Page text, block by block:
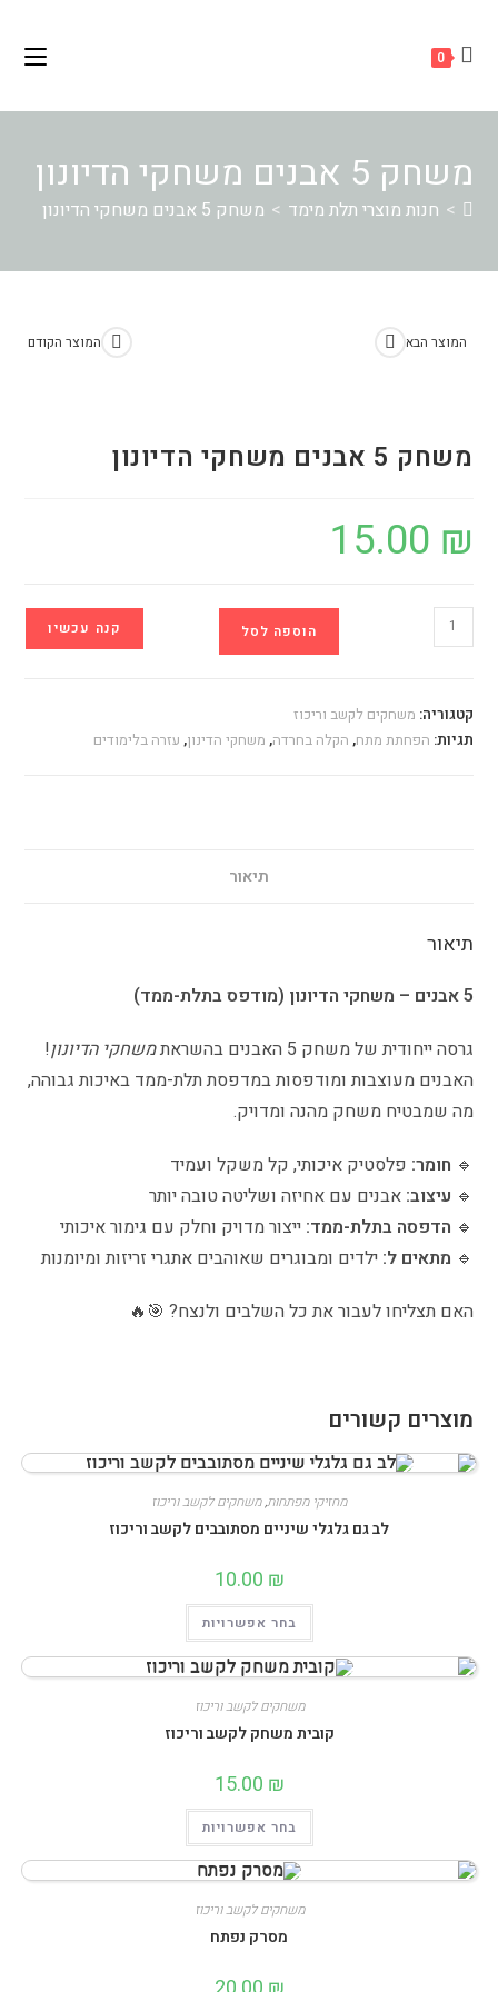
content
0
משחק 5 אבנים משחקי הדיונון
> חנות מוצרי תלת מימד > משחק 5 אבנים משחקי הדיונון
המוצר הקודם המוצר הבא
משחק 5 אבנים משחקי הדיונון
15.00 ₪
כמות
של
אבנים
הוספה לסל קנה עכשיו
קטגוריה: משחקים לקשב וריכוז
תגיות: הפחתת מתח, הקלה בחרדה, משחקי הדינון, עזרה בלימודים
תיאור
תיאור
5 אבנים – משחקי הדיונון (מודפס בתלת-ממד)
גרסה ייחודית של משחק 5 האבנים בהשראת
משחקי הדיונון!
האבנים מעוצבות ומודפסות במדפסת תלת-ממד באיכות גבוהה,
מה שמבטיח משחק מהנה ומדויק.
🔹 חומר: פלסטיק איכותי, קל משקל ועמיד
🔹 עיצוב: אבנים עם אחיזה ושליטה טובה יותר
🔹 הדפסה בתלת-ממד: ייצור מדויק וחלק עם גימור איכותי
🔹 מתאים ל: ילדים ומבוגרים שאוהבים אתגרי זריזות ומיומנות
האם תצליחו לעבור את כל השלבים ולנצח? 🎯🔥
מוצרים קשורים
מחזיקי מפתחות,משחקים לקשב וריכוז
לב גם גלגלי שיניים מסתובבים לקשב וריכוז
10.00 ₪
בחר אפשרויות
למוצר
יש
מספר
סוגים.
האפשרויות
משחקים לקשב וריכוז
קובית משחק לקשב וריכוז
15.00 ₪
בחר אפשרויות
למוצר
יש
מספר
סוגים.
משחקים לקשב וריכוז
מסרק נפתח